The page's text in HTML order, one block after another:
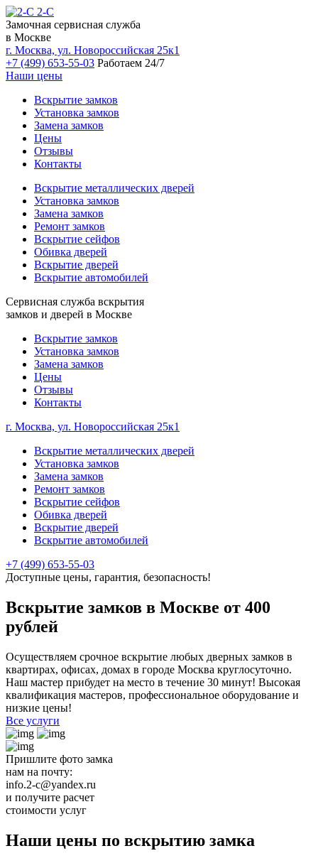
2-С
Замочная сервисная служба
в Москве
г. Москва, ул. Новороссийская 25к1
+7 (499) 653-55-03 Работаем 24/7
Наши цены
Вскрытие замков
Установка замков
Замена замков
Цены
Отзывы
Контакты
Вскрытие металлических дверей
Установка замков
Замена замков
Ремонт замков
Вскрытие сейфов
Обивка дверей
Вскрытие дверей
Вскрытие автомобилей
Сервисная служба вскрытия
замков и дверей в Москве
Вскрытие замков
Установка замков
Замена замков
Цены
Отзывы
Контакты
г. Москва, ул. Новороссийская 25к1
Вскрытие металлических дверей
Установка замков
Замена замков
Ремонт замков
Вскрытие сейфов
Обивка дверей
Вскрытие дверей
Вскрытие автомобилей
+7 (499) 653-55-03
Доступные цены, гарантия, безопасность!
Вскрытие замков в Москве от 400
рублей
Осуществляем срочное вскрытие любых дверных замков в
квартирах, офисах, домах в городе Москва круглосуточно.
Наш мастер прибудет на место в течение 30 минут! Высокая
квалификация мастеров, профессиональное оборудование и
низкие цены!
Все услуги
Пришлите фото замка
нам на почту:
info.2-c@yandex.ru
и получите расчет
стоимости услуг
Наши цены по вскрытию замка